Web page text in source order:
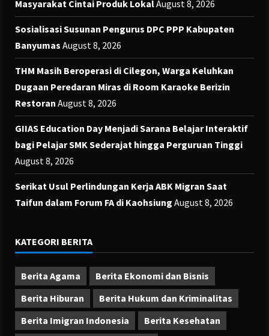
Masyarakat Cintai Produk LokalAugust 8, 2026
Sosialisasi Susunan Pengurus DPC PPP Kabupaten
Banyumas August 8, 2026
THM Masih Beroperasi di Cilegon, Warga Keluhkan
Dugaan Peredaran Miras di Room Karaoke Berizin
Restoran August 8, 2026
GIIAS Education Day Menjadi Sarana Belajar Interaktif
bagi Pelajar SMK Sederajat hingga Perguruan Tinggi
August 8, 2026
Serikat Usul Perlindungan Kerja ABK Migran Saat
Taifun dalam Forum FA di Kaohsiung August 8, 2026
KATEGORI BERITA
Berita Agama
Berita Ekonomi dan Bisnis
Berita Hiburan
Berita Hukum dan Kriminalitas
Berita Imigran Indonesia
Berita Kesehatan